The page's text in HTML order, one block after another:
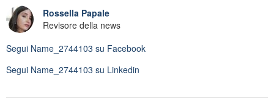
Rossella Papale
Revisore della news
Segui Name_2744103 su Facebook
Segui Name_2744103 su Linkedin